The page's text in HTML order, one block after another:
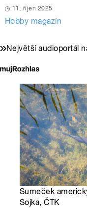
11. říjen 2025
Hobby magazín
Největší audioportál
Sumeček
Sojka, ČTK